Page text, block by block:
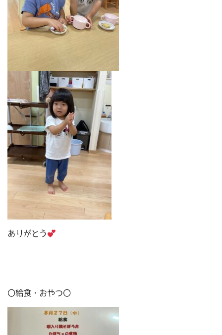
ありがとう
〇給食・おやつ〇